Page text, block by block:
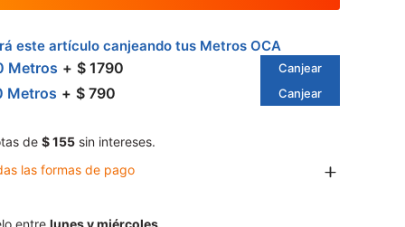
este artículo canjeando tus Metros OCA
Metros $ 1790 Canjear
Metros $ 790 Canjear
de $ 155 sin intereses.
las formas de pago